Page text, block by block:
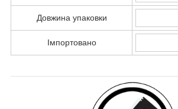
Довжина упаковки
Імпортовано